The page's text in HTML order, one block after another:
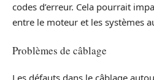
codes d’erreur. Cela pourrait
entre le moteur et les systèmes
Problèmes de câblage